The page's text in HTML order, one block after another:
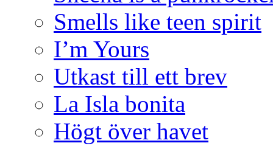
Smells like teen spirit
I’m Yours
Utkast till ett brev
La Isla bonita
Högt över havet